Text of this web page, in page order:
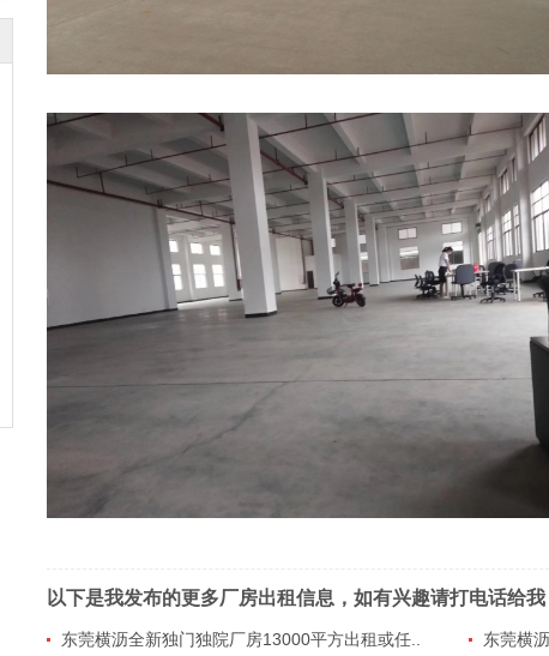
以下是我发布的更多厂房出租信息，如有兴趣请打电话给我
东莞横沥全新独门独院厂房13000平方出租或任..
东莞横